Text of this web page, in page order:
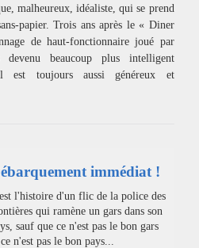
malheureux, idéaliste, qui se prend
papier. Trois ans après le « Diner
de haut-fonctionnaire joué par
devenu beaucoup plus intelligent
est toujours aussi généreux et
immédiat !
l'histoire d'un flic de la police des
qui ramène un gars dans son
sauf que ce n'est pas le bon gars
n'est pas le bon pays...